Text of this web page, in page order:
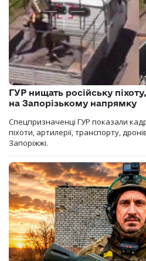
ГУР нищать російську
на Запорізькому напрямку
Спецпризначенці ГУР показали
піхоти, артилерії, транспорту,
Запоріжжі.